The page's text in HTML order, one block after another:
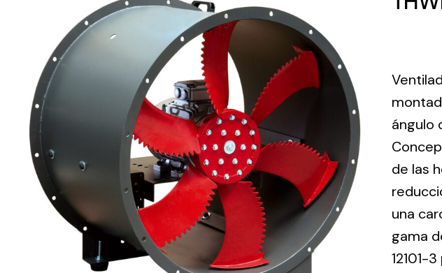
eléctrico.
Lighting and
Electrical
Equipment
Complete
solutions in
lighting and
electrical
material for
the
ángulo
de las
una
gama
12101-